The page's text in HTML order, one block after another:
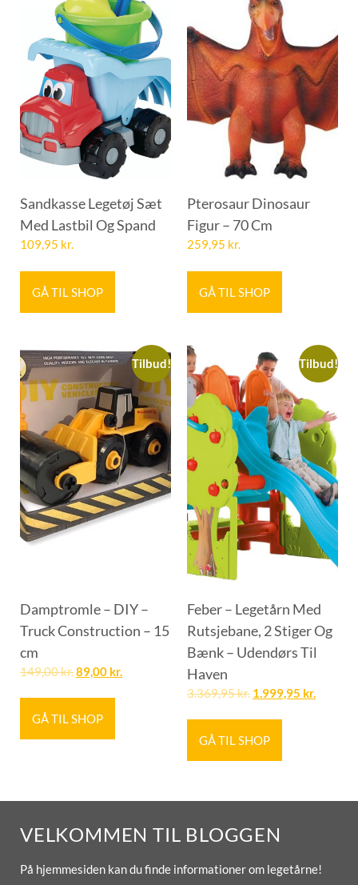
Sandkasse Legetøj Sæt
Med Lastbil Og Spand
109,95 kr.
GÅ TIL SHOP
Pterosaur Dinosaur
Figur – 70 Cm
259,95 kr.
GÅ TIL SHOP
Tilbud!
Damptromle – DIY –
Truck Construction – 15
cm
149,00kr.89,00 kr.
GÅ TIL SHOP
Tilbud!
Feber – Legetårn Med
Rutsjebane, 2 Stiger Og
Bænk – Udendørs Til
Haven
3.369,95kr. 1.999,95 kr.
GÅ TIL SHOP
VELKOMMEN TIL BLOGGEN
På hjemmesiden kan du finde informationer om legetårne!